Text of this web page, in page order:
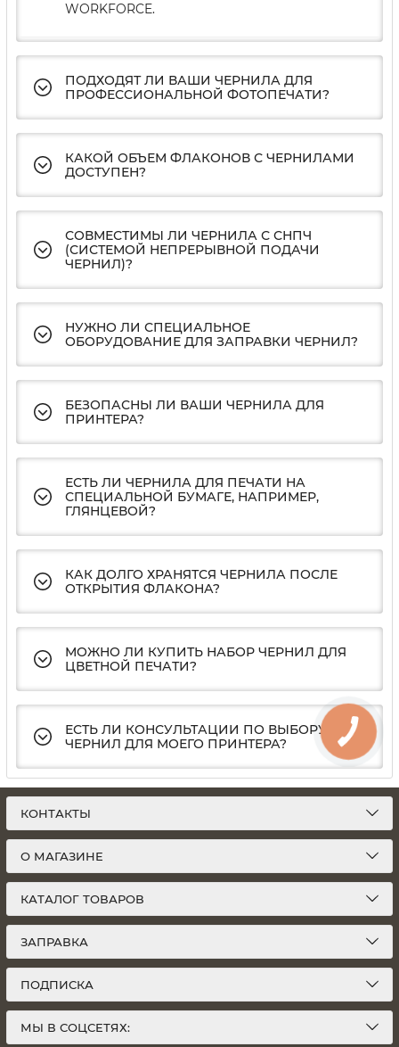
WORKFORCE.
ПОДХОДЯТ ЛИ ВАШИ ЧЕРНИЛА ДЛЯ
ПРОФЕССИОНАЛЬНОЙ ФОТОПЕЧАТИ?
КАКОЙ ОБЪЕМ ФЛАКОНОВ С ЧЕРНИЛАМИ
ДОСТУПЕН?
СОВМЕСТИМЫ ЛИ ЧЕРНИЛА С СНПЧ
(СИСТЕМОЙ НЕПРЕРЫВНОЙ ПОДАЧИ
ЧЕРНИЛ)?
НУЖНО ЛИ СПЕЦИАЛЬНОЕ
ОБОРУДОВАНИЕ ДЛЯ ЗАПРАВКИ ЧЕРНИЛ?
БЕЗОПАСНЫ ЛИ ВАШИ ЧЕРНИЛА ДЛЯ
ПРИНТЕРА?
ЕСТЬ ЛИ ЧЕРНИЛА ДЛЯ ПЕЧАТИ НА
СПЕЦИАЛЬНОЙ БУМАГЕ, НАПРИМЕР,
ГЛЯНЦЕВОЙ?
КАК ДОЛГО ХРАНЯТСЯ ЧЕРНИЛА ПОСЛЕ
ОТКРЫТИЯ ФЛАКОНА?
МОЖНО ЛИ КУПИТЬ НАБОР ЧЕРНИЛ ДЛЯ
ЦВЕТНОЙ ПЕЧАТИ?
ЕСТЬ ЛИ КОНСУЛЬТАЦИИ ПО ВЫБОРУ
ЧЕРНИЛ ДЛЯ МОЕГО ПРИНТЕРА?
КОНТАКТЫ
О МАГАЗИНЕ
КАТАЛОГ ТОВАРОВ
ЗАПРАВКА
ПОДПИСКА
МЫ В СОЦСЕТЯХ: